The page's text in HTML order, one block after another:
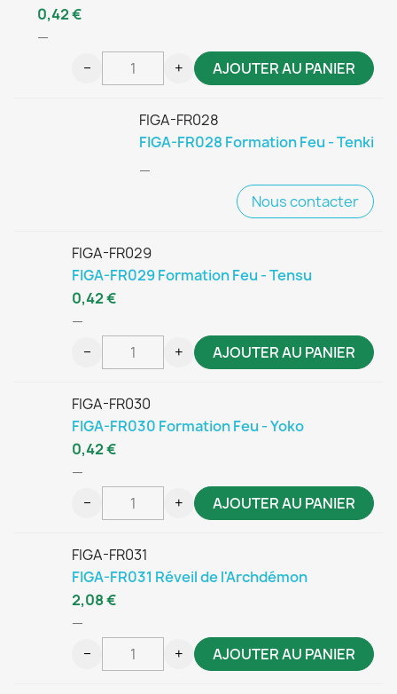
—
0,42 €
− + AJOUTER AU PANIER
FIGA-FR028
FIGA-FR028 Formation Feu - Tenki
—
Nous contacter
FIGA-FR029
FIGA-FR029 Formation Feu - Tensu
—
0,42 €
− + AJOUTER AU PANIER
FIGA-FR030
FIGA-FR030 Formation Feu - Yoko
—
0,42 €
− + AJOUTER AU PANIER
FIGA-FR031
FIGA-FR031 Réveil de l'Archdémon
—
2,08 €
− + AJOUTER AU PANIER